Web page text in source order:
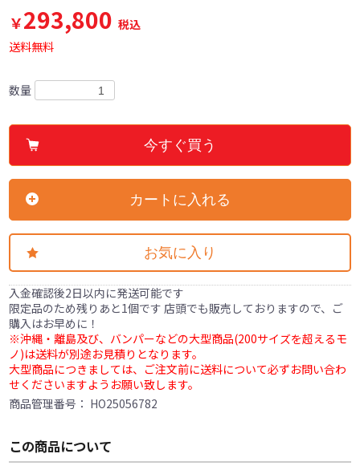
￥293,800 税込
送料無料
数量
今すぐ買う
カートに入れる
お気に入り
入金確認後2日以内に発送可能です
限定品のため残りあと1個です 店頭でも販売しておりますので、ご
購入はお早めに！
※沖縄・離島及び、バンパーなどの大型商品(200サイズを超えるモ
ノ)は送料が別途お見積りとなります。
大型商品につきましては、ご注文前に送料について必ずお問い合わ
せくださいますようお願い致します。
商品管理番号： HO25056782
この商品について